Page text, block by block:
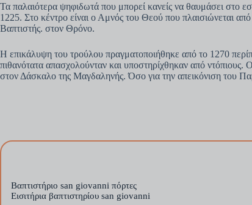
Τα παλαιότερα ψηφιδωτά που μπορεί κανείς να θαυμάσει στο
1225. Στο κέντρο είναι ο Αμνός του Θεού που πλαισιώνεται
Βαπτιστής. στον Θρόνο.
Η επικάλυψη του τρούλου πραγματοποιήθηκε από το 1270
πιθανότατα απασχολούνταν και υποστηρίχθηκαν από
στον Δάσκαλο της Μαγδαληνής. Όσο για την απεικόνιση του
Βαπτιστήριο san giovanni πόρτες
Εισιτήρια βαπτιστηρίου san giovanni